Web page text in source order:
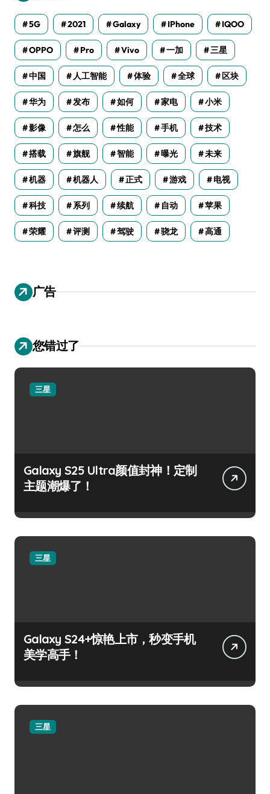
5G 2021 Galaxy IPhone IQOO
OPPO Pro Vivo 一加 三星
中国 人工智能 体验 全球 区块
华为 发布 如何 家电 小米
影像 怎么 性能 手机 技术
搭载 旗舰 智能 曝光 未来
机器 机器人 正式 游戏 电视
科技 系列 续航 自动 苹果
荣耀 评测 驾驶 骁龙 高通
广告
您错过了
三星
Galaxy S25 Ultra颜值封神！定制
主题潮爆了！
三星
Galaxy S24+惊艳上市，秒变手机
美学高手！
三星